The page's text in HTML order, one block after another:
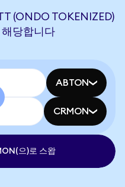
(ONDO TOKENIZED)
당합니다
ABTON
CRMON
으)로 스왑